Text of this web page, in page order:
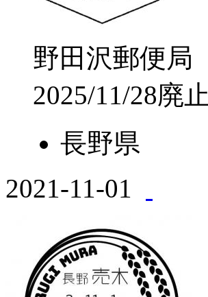
野田沢郵便局
2025/11/28廃止
長野県
2021-11-01